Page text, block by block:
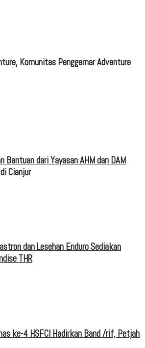
Komunitas Penggemar Adventure
Bantuan dari Yayasan AHM dan DAM
Cianjur
dan Lesehan Enduro Sediakan
THR
ke-4 HSFCI Hadirkan Band /rif, Petjah